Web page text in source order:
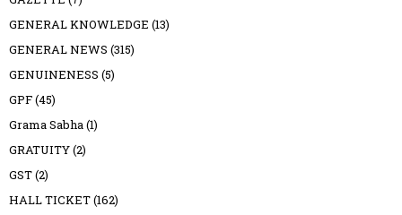
GENERAL KNOWLEDGE (13)
GENERAL NEWS (315)
GENUINENESS (5)
GPF(45)
Grama Sabha(1)
GRATUITY(2)
GST(2)
HALL TICKET(162)